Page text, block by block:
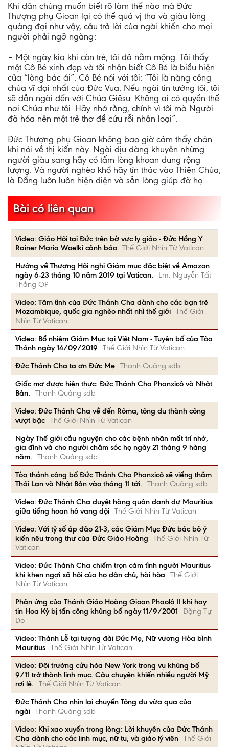
Khi dân chúng muốn biết rõ làm thế nào mà Đức
Thượng phụ Gioan lại có thể quá vị tha và giàu lòng
quảng đại như vậy, câu trả lời của ngài khiến cho mọi
người phải ngỡ ngàng:
– Một ngày kia khi còn trẻ, tôi đã nằm mộng. Tôi thấy
một Cô Bé xinh đẹp và tôi nhận biết Cô Bé là biểu hiện
của “lòng bác ái”. Cô Bé nói với tôi: “Tôi là nàng công
chúa vĩ đại nhất của Đức Vua. Nếu ngài tin tưởng tôi, tôi
sẽ dẫn ngài đến với Chúa Giêsu. Không ai có quyền thế
nơi Chúa như tôi. Hãy nhớ rằng, chính vì tôi mà Người
đã hóa nên một trẻ thơ để cứu rỗi nhân loại”.
Đức Thượng phụ Gioan không bao giờ cảm thấy chán
khi nói về thị kiến này. Ngài dịu dàng khuyên những
người giàu sang hãy có tấm lòng khoan dung rộng
lượng. Và người nghèo khổ hãy tín thác vào Thiên Chúa,
là Đấng luôn luôn hiện diện và sẵn lòng giúp đỡ họ.
Bài có liên quan
Video: Giáo Hội tại Đức trên bờ vực ly giáo - Đức Hồng Y
Rainer Maria Woelki cảnh báo Thế Giới Nhìn Từ Vatican
Hướng về Thượng Hội nghị Giám mục đặc biệt về Amazon
ngày 6-23 tháng 10 năm 2019 tại Vatican.
Lm. Nguyễn Tất
Thắng OP
Video: Tâm tình của Đức Thánh Cha dành cho các bạn trẻ
Mozambique, quốc gia nghèo nhất nhì thế giới Thế Giới
Nhìn Từ Vatican
Video: Bổ nhiệm Giám Mục tại Việt Nam - Tuyên bố của Tòa
Thánh ngày 14/09/2019
Thế Giới Nhìn Từ Vatican
Đức Thánh Cha tạ ơn Đức Mẹ Thanh Quảng sdb
Giấc mơ được hiện thực: Đức Thánh Cha Phanxicô và Nhật
Bản.
Thanh Quảng sdb
Video: Đức Thánh Cha về đến Rôma, tông du thành công
vượt bậc Thế Giới Nhìn Từ Vatican
Ngày Thế giới cầu nguyện cho các bệnh nhân mất trí nhớ,
gia đình và cho người chăm sóc họ ngày 21 tháng 9 hàng
năm.
Thanh Quảng sdb
Tòa thánh công bố Đức Thánh Cha Phanxicô sẽ viếng thăm
Thái Lan và Nhật Bản vào tháng 11 tới.
Thanh Quảng sdb
Video: Đức Thánh Cha duyệt hàng quân danh dự Mauritius
giữa tiếng hoan hô vang dội Thế Giới Nhìn Từ Vatican
Video: Với tỷ số áp đảo 21-3, các Giám Mục Đức bác bỏ ý
kiến nêu trong thư của Đức Giáo Hoàng
Thế Giới Nhìn Từ
Vatican
Video: Đức Thánh Cha chiếm trọn cảm tình người Mauritius
khi khen ngợi xã hội của họ dân chủ, hài hòa
Thế Giới
Nhìn Từ Vatican
Phản ứng của Thánh Giáo Hoàng Gioan Phaolô II khi hay
tin Hoa Kỳ bị tấn công khủng bố ngày 11/9/2001
Đặng Tự
Do
Video: Thánh Lễ tại tượng đài Đức Mẹ, Nữ vương Hòa bình
Mauritius Thế Giới Nhìn Từ Vatican
Video: Đội trưởng cứu hỏa New York trong vụ khủng bố
9/11 trở thành linh mục. Câu chuyện khiến nhiều người Mỹ
rơi lệ.
Thế Giới Nhìn Từ Vatican
Đức Thánh Cha nhìn lại chuyến Tông du vừa qua của
ngài Thanh Quảng sdb
Video: Khi xao xuyến trong lòng: Lời khuyên của Đức Thánh
Cha dành cho các linh mục, nữ tu, và giáo lý viên Thế Giới